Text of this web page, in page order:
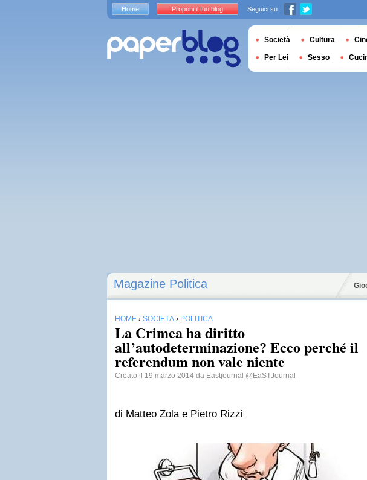
Magazine Politica
HOME › SOCIETÀ › POLITICA
La Crimea ha diritto
all’autodeterminazione? Ecco perché il
referendum non vale niente
Creato il 19 marzo 2014 da Eastjournal @EaSTJournal
di Matteo Zola e Pietro Rizzi
Home Proponi il tuo blog Seguici su
Società Cultura
Per Lei Sesso